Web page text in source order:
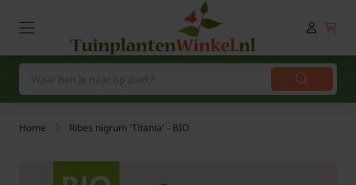
Home Ribes nigrum 'Titania' - BIO